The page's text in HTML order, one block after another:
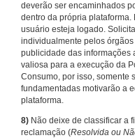
deverão ser encaminhados
dentro da própria
usuário esteja logado.
individualmente pelos
publicidade das informações
valiosa para a execução da
Consumo, por isso, somente
fundamentadas motivarão a
plataforma.
8) Não deixe de classificar a
reclamação (Resolvida ou